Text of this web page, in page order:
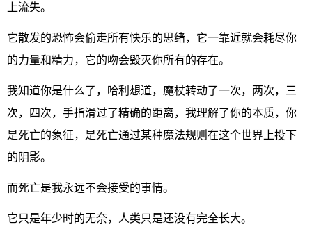
上流失。
它散发的恐怖会偷走所有快乐的思绪，它一靠近就会耗尽你
的力量和精力，它的吻会毁灭你所有的存在。
我知道你是什么了，哈利想道，魔杖转动了一次，两次，三
次，四次，手指滑过了精确的距离，我理解了你的本质，你
是死亡的象征，是死亡通过某种魔法规则在这个世界上投下
的阴影。
而死亡是我永远不会接受的事情。
它只是年少时的无奈，人类只是还没有完全长大。